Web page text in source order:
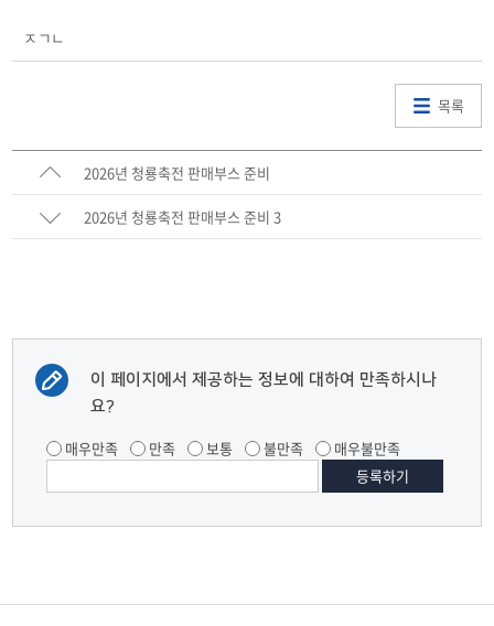
ㅈㄱㄴ
목록
2026년 청룡축전 판매부스 준비
2026년 청룡축전 판매부스 준비 3
이 페이지에서 제공하는 정보에 대하여 만족하시나
요?
매우만족 만족 보통 불만족 매우불만족